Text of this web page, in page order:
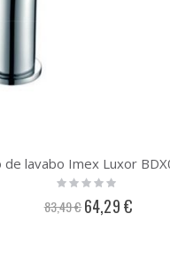
Rating:
83,49 € Precio
especial
64,29 €